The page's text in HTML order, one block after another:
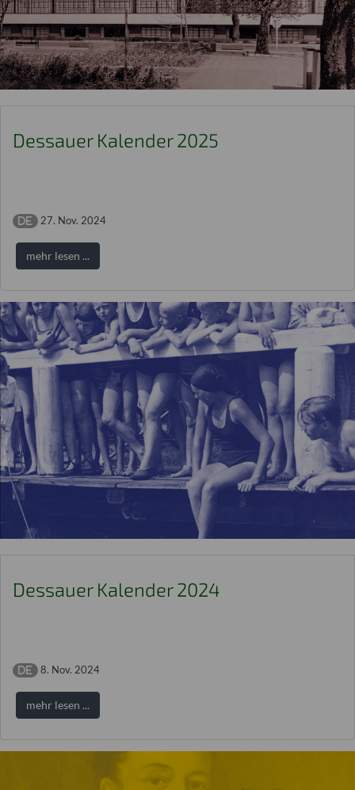
Dessauer Kalender 2025
27. Nov. 2024
mehr lesen ...
Dessauer Kalender 2024
8. Nov. 2024
mehr lesen ...